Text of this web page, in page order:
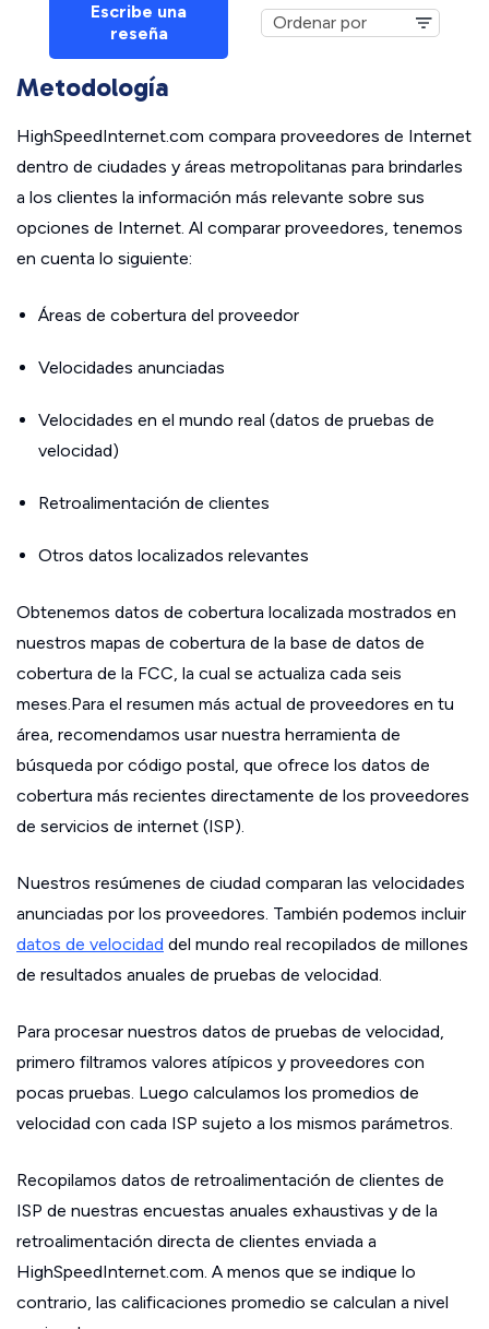
Escribe una
reseña
Metodología
HighSpeedInternet.com compara proveedores de Internet
dentro de ciudades y áreas metropolitanas para brindarles
a los clientes la información más relevante sobre sus
opciones de Internet. Al comparar proveedores, tenemos
en cuenta lo siguiente:
Áreas de cobertura del proveedor
Velocidades anunciadas
Velocidades en el mundo real (datos de pruebas de
velocidad)
Retroalimentación de clientes
Otros datos localizados relevantes
Obtenemos datos de cobertura localizada mostrados en
nuestros mapas de cobertura de la base de datos de
cobertura de la FCC, la cual se actualiza cada seis
meses.Para el resumen más actual de proveedores en tu
área, recomendamos usar nuestra herramienta de
búsqueda por código postal, que ofrece los datos de
cobertura más recientes directamente de los proveedores
de servicios de internet (ISP).
Nuestros resúmenes de ciudad comparan las velocidades
anunciadas por los proveedores. También podemos incluir
datos de velocidad del mundo real recopilados de millones
de resultados anuales de pruebas de velocidad.
Para procesar nuestros datos de pruebas de velocidad,
primero filtramos valores atípicos y proveedores con
pocas pruebas. Luego calculamos los promedios de
velocidad con cada ISP sujeto a los mismos parámetros.
Recopilamos datos de retroalimentación de clientes de
ISP de nuestras encuestas anuales exhaustivas y de la
retroalimentación directa de clientes enviada a
HighSpeedInternet.com. A menos que se indique lo
contrario, las calificaciones promedio se calculan a nivel